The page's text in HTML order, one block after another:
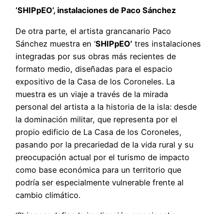
‘SHIPpEO’, instalaciones de Paco Sánchez
De otra parte, el artista grancanario Paco
Sánchez muestra en ‘SHIPpEO’ tres instalaciones
integradas por sus obras más recientes de
formato medio, diseñadas para el espacio
expositivo de la Casa de los Coroneles. La
muestra es un viaje a través de la mirada
personal del artista a la historia de la isla: desde
la dominación militar, que representa por el
propio edificio de La Casa de los Coroneles,
pasando por la precariedad de la vida rural y su
preocupación actual por el turismo de impacto
como base económica para un territorio que
podría ser especialmente vulnerable frente al
cambio climático.